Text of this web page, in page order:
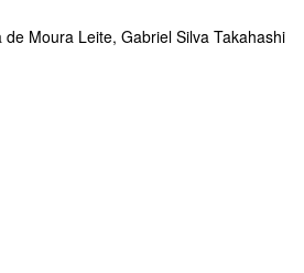
Moura Leite, Gabriel Silva Takahashi